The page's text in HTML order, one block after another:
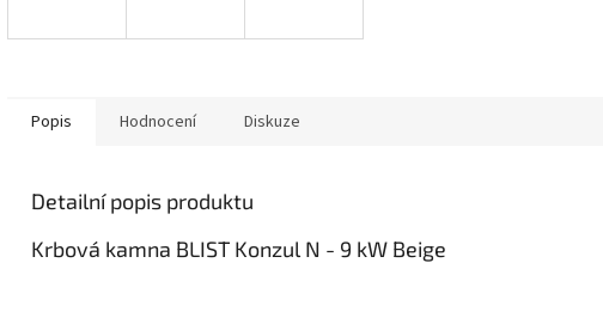
Popis Hodnocení Diskuze
Detailní popis produktu
Krbová kamna BLIST Konzul N - 9 kW Beige